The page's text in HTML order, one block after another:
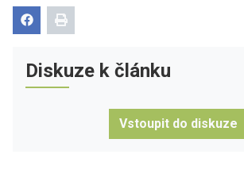
Diskuze k článku
Vstoupit do diskuze